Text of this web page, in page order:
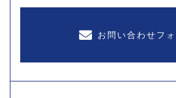
お問い合わせフォ